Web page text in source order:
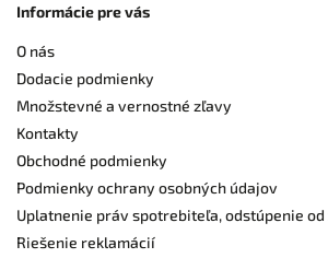
Informácie pre vás
O nás
Dodacie podmienky
Množstevné a vernostné zľavy
Kontakty
Obchodné podmienky
Podmienky ochrany osobných údajov
Uplatnenie práv spotrebiteľa, odstúpenie
Riešenie reklamácií